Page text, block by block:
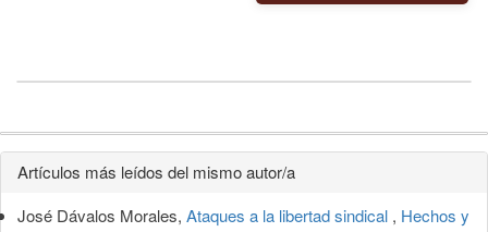
Detalles
del
Artículos más leídos del mismo autor/a
José Dávalos Morales, Ataques a la libertad sindical , Hechos y